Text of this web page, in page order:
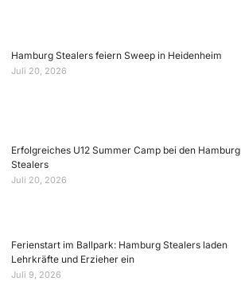
Hamburg Stealers feiern Sweep in Heidenheim
Juli 20, 2026
Erfolgreiches U12 Summer Camp bei den Hamburg
Stealers
Juli 20, 2026
Ferienstart im Ballpark: Hamburg Stealers laden
Lehrkräfte und Erzieher ein
Juli 9, 2026